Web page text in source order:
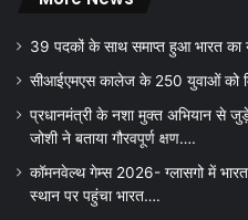
39 पदकों के साथ समाप्त हुआ भारत का
सीआईएमएस कालेज के 250 युवाओं को
प्रधानमंत्री के नशा मुक्त अभियान से
जोशी ने बताया गौरवपूर्ण क्षण….
कॉमनवेल्थ गेम्स 2026- ग्लासगो में
स्थान पर पहुंचा भारत….